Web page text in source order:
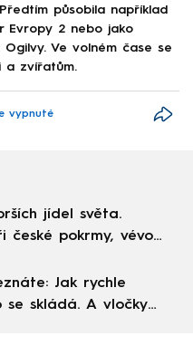
působila například
Evropy 2 nebo jako
Ve volném čase se
a zvířatům.
vypnuté
jídel světa.
české pokrmy, vévodí
Jak rychle
skládá. A vločky